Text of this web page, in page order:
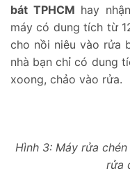
bát TPHCM hay
máy có dung tích từ
cho nồi niêu vào rửa
nhà bạn chỉ có dung
xoong, chảo vào rửa.
Hình 3: Máy rửa
rửa